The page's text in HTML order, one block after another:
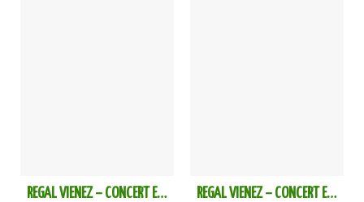
REGAL VIENEZ – CONCERT EXTRAORDINAR DE CRACIUN - Baia Mare REGAL VIENEZ – CONCERT EXTRAORDINAR DE CRACIUN - Oradea